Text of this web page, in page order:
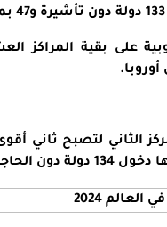
إلى تأشيرة.